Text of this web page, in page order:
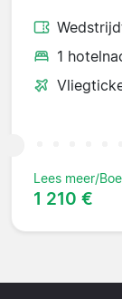
1
Lees meer/
1 210 €